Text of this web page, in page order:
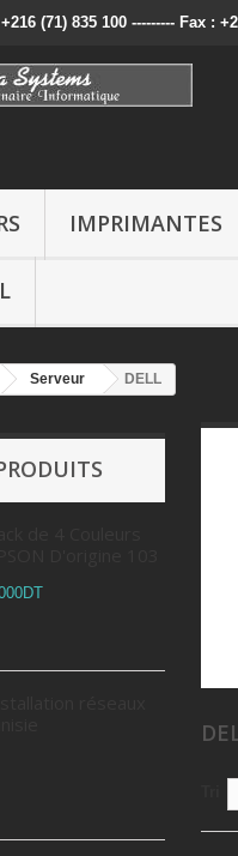
+216 (71) 835 100 --------- Fax :
IMPRIMANTES
Serveur DELL